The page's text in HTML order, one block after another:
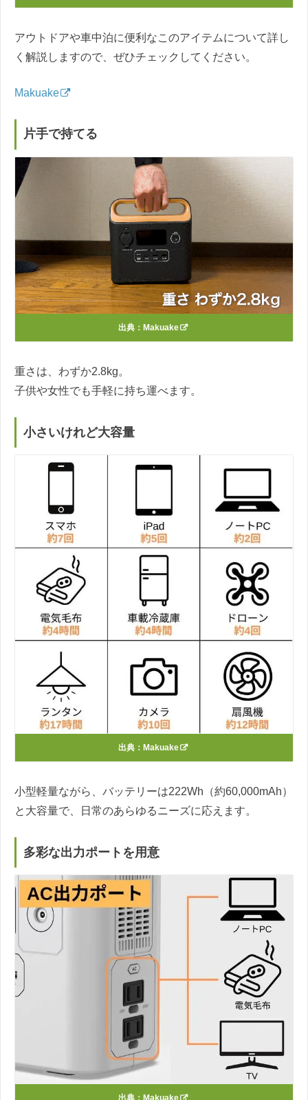
アウトドアや車中泊に便利なこのアイテムについて詳し
く解説しますので、ぜひチェックしてください。
Makuake
片手で持てる
出典： Makuake
重さは、わずか2.8kg。
子供や女性でも手軽に持ち運べます。
小さいけれど大容量
出典： Makuake
小型軽量ながら、バッテリーは222Wh（約60,000mAh）
と大容量で、日常のあらゆるニーズに応えます。
多彩な出力ポートを用意